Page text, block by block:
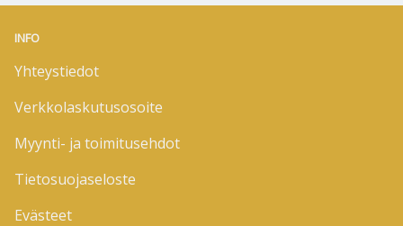
INFO
Yhteystiedot
Verkkolaskutusosoite
Myynti- ja toimitusehdot
Tietosuojaseloste
Evästeet